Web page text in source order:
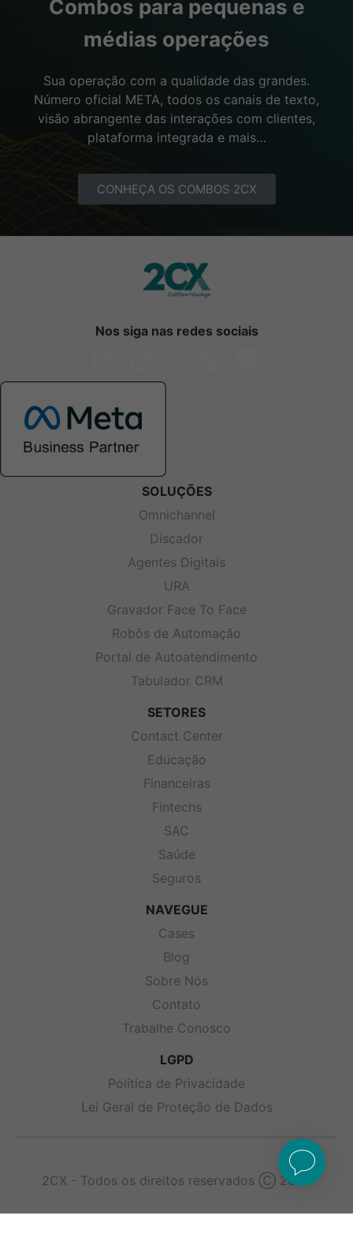
Combos para pequenas e
médias operações
Sua operação com a qualidade das grandes.
Número oficial META, todos os canais de texto,
visão abrangente das interações com clientes,
plataforma integrada e mais…
CONHEÇA OS COMBOS 2CX
Nos siga nas redes sociais
SOLUÇÕES
Omnichannel
Discador
Agentes Digitais
URA
Gravador Face To Face
Robôs de Automação
Portal de Autoatendimento
Tabulador CRM
SETORES
Contact Center
Educação
Financeiras
Fintechs
SAC
Saúde
Seguros
NAVEGUE
Cases
Blog
Sobre Nós
Contato
Trabalhe Conosco
LGPD
Política de Privacidade
Lei Geral de Proteção de Dados
2CX - Todos os direitos reservados Ⓒ 2026